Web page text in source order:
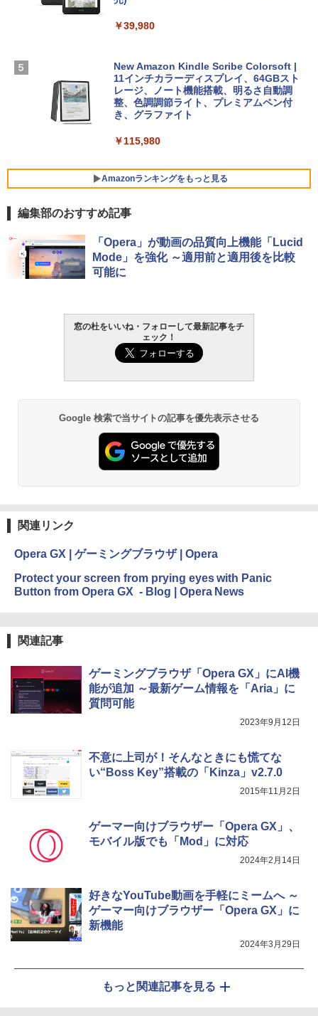
SSD インテル Core 5
FMV ノートパソコン WE1-K3 (MS 365 P
ersonal/Copilotキー搭載/Win 11/15.6型/
Core i5/16GB/SSD 512GB/ホワイト) FM
版)|オンラインコード版|Windows11、1
￥37,224
1冊ですべて身につくHTML & CSSとWe
￥39,980
New Amazon Kindle Scribe Colorsoft |
11インチカラーディスプレイ、64GBスト
レージ、ノート機能搭載、明るさ自動調
整、色調調節ライト、プレミアムペン付
き、グラファイト
￥115,980
Amazonランキングをもっと見る
編集部のおすすめ記事
「Opera」が動画の品質向上機能「Lucid
Mode」を強化 ～適用前と適用後を比較
可能に
窓の杜をいいね・フォローして最新記事をチ
ェック！
Google 検索で当サイトの記事を優先表示させる
関連リンク
Opera GX | ゲーミングブラウザ | Opera
Protect your screen from prying eyes with Panic
Button from Opera GX - Blog | Opera News
関連記事
ゲーミングブラウザ「Opera GX」にAI機
能が追加 ～最新ゲーム情報を「Aria」に
質問可能
2023年9月12日
不意に上司が！そんなときにも慌てな
い“Boss Key”搭載の「Kinza」v2.7.0
2015年11月2日
ゲーマー向けブラウザー「Opera GX」、
モバイル版でも「Mod」に対応
2024年2月14日
好きなYouTube動画を手軽にミームへ ～
ゲーマー向けブラウザー「Opera GX」に
新機能
2024年3月29日
もっと関連記事を見る